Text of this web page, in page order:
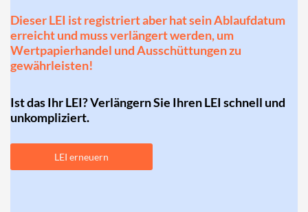
Dieser LEI ist registriert aber hat sein Ablaufdatum
erreicht und muss verlängert werden, um
Wertpapierhandel und Ausschüttungen zu
gewährleisten!
Ist das Ihr LEI? Verlängern Sie Ihren LEI schnell und
unkompliziert.
LEI erneuern